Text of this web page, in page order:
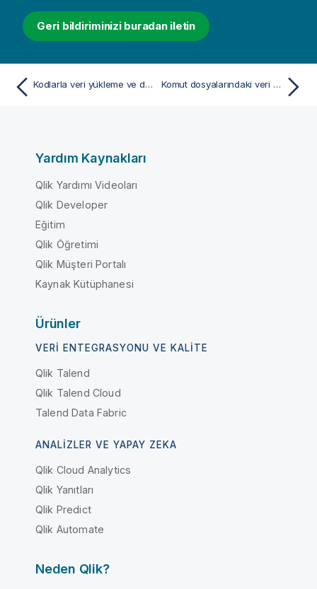
Geri bildiriminizi buradan iletin
Kodlarla veri yükleme ve dönüştürme Komut dosyalarındaki veri kaynaklarına bağlanma
Yardım Kaynakları
Qlik Yardımı Videoları
Qlik Developer
Eğitim
Qlik Öğretimi
Qlik Müşteri Portalı
Kaynak Kütüphanesi
Ürünler
VERI ENTEGRASYONU VE KALITE
Qlik Talend
Qlik Talend Cloud
Talend Data Fabric
ANALIZLER VE YAPAY ZEKA
Qlik Cloud Analytics
Qlik Yanıtları
Qlik Predict
Qlik Automate
Neden Qlik?